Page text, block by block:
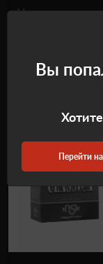
Нет в наличии
Самовывоз
Вы
Перейти